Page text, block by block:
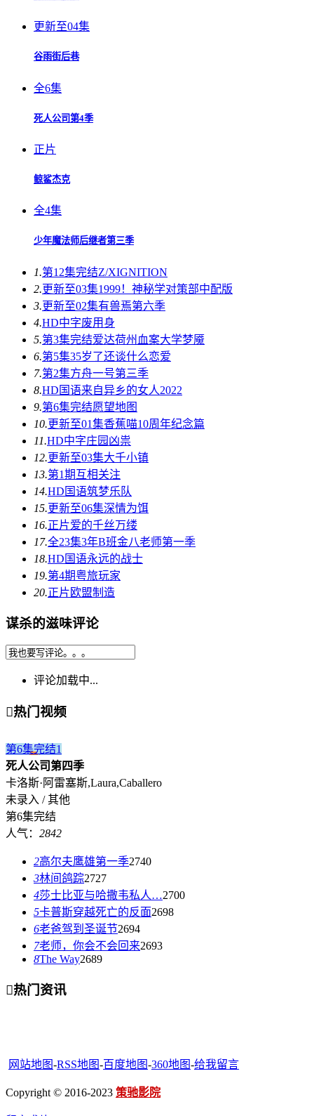
更新至04集
谷雨街后巷
全6集
死人公司第4季
正片
鲸鲨杰克
全4集
少年魔法师后继者第三季
1.第12集完结Z/XIGNITION
2.更新至03集1999！神秘学对策部中配版
3.更新至02集有兽焉第六季
4.HD中字废用身
5.第3集完结爱达荷州血案大学梦魇
6.第5集35岁了还谈什么恋爱
7.第2集方舟一号第三季
8.HD国语来自异乡的女人2022
9.第6集完结愿望地图
10.更新至01集香蕉喵10周年纪念篇
11.HD中字庄园凶祟
12.更新至03集大千小镇
13.第1期互相关注
14.HD国语筑梦乐队
15.更新至06集深情为饵
16.正片爱的千丝万缕
17.全23集3年B班金八老师第一季
18.HD国语永远的战士
19.第4期粤旅玩家
20.正片欧盟制造
谋杀的滋味评论
评论加载中...
热门视频
第6集完结1
死人公司第四季
卡洛斯·阿雷塞斯,Laura,Caballero
未录入 / 其他
第6集完结
人气： 2842
2高尔夫鹰雄第一季2740
3林间鸽踪2727
4莎士比亚与哈撒韦私人…2700
5卡普斯穿越死亡的反面2698
6老爸驾到圣诞节2694
7老师，你会不会回来2693
8The Way2689
热门资讯
网站地图-RSS地图-百度地图-360地图-给我留言
Copyright © 2016-2023 策驰影院